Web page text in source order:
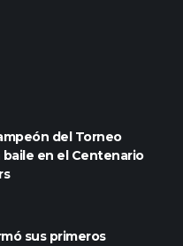
del Torneo
en el Centenario
sus primeros